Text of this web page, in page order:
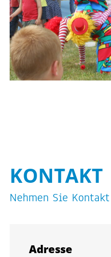
KON­TAKT
Neh­men Sie
Adres­se